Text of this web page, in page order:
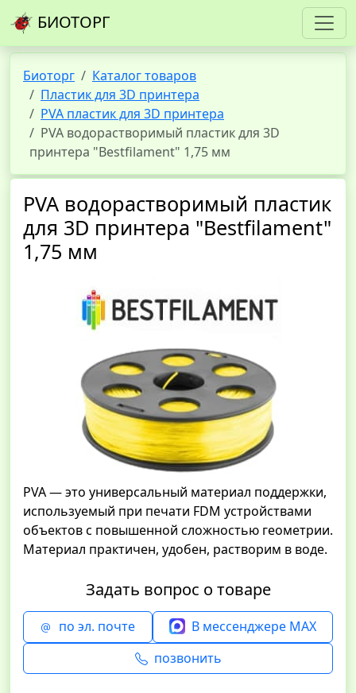
БИОТОРГ
Биоторг
Каталог товаров
Пластик для 3D принтера
PVA пластик для 3D принтера
PVA водорастворимый пластик для 3D
принтера "Bestfilament" 1,75 мм
PVA водорастворимый пластик
для 3D принтера "Bestfilament"
1,75 мм
PVA — это универсальный материал поддержки,
используемый при печати FDM устройствами
объектов с повышенной сложностью геометрии.
Материал практичен, удобен, растворим в воде.
Задать вопрос о товаре
по эл. почте
В мессенджере MAX
позвонить